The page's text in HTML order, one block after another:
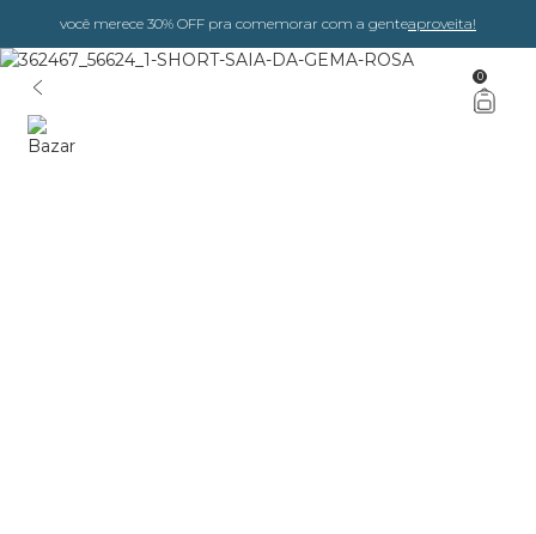
você merece 30% OFF pra comemorar com a genteaproveita!
0